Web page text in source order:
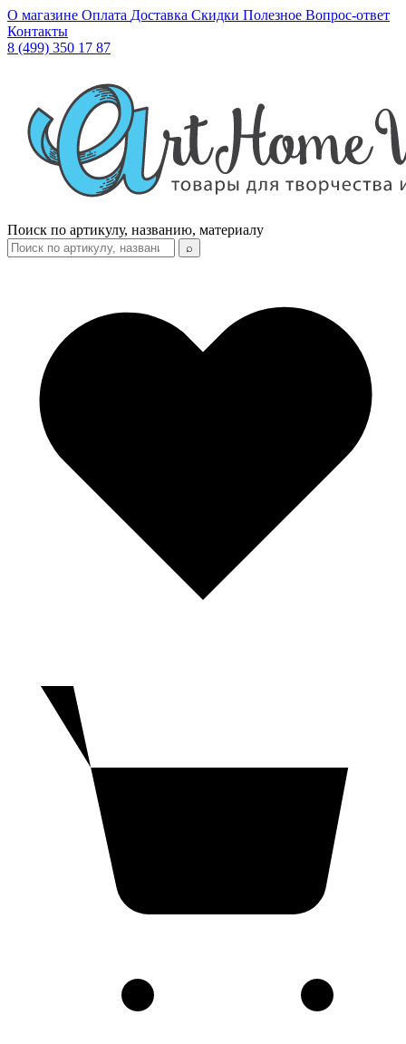
О магазине Оплата Доставка Скидки Полезное Вопрос-ответ
Контакты
8 (499) 350 17 87
Поиск по артикулу, названию, материалу
⌕